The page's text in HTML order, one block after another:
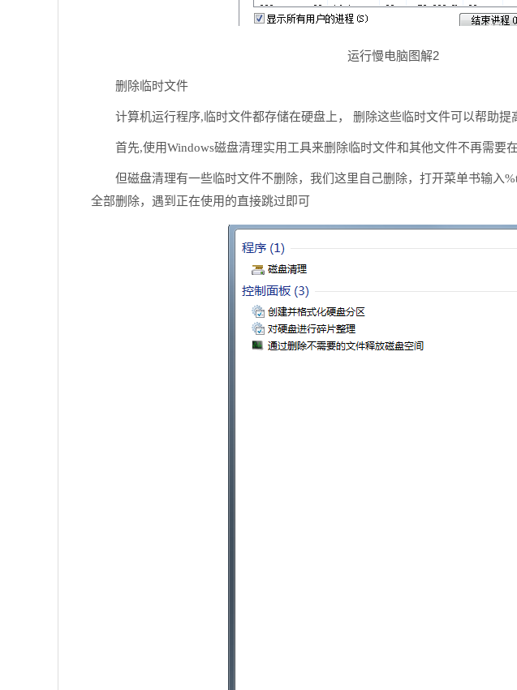
运行慢电脑图解2
删除临时文件
计算机运行程序,临时文件都存储在硬盘上， 删除这些临时文件可以帮助提
首先,使用Windows磁盘清理实用工具来删除临时文件和其他文件不再需要在
但磁盘清理有一些临时文件不删除，我们这里自己删除，打开菜单书输入
全部删除，遇到正在使用的直接跳过即可